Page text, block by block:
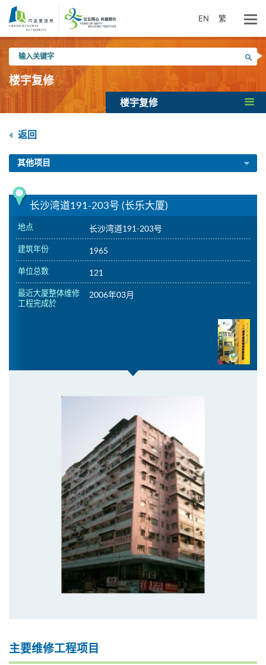
内
EN 繁
入
关
键
搜寻
楼宇复修
楼宇复修
返回
其他项目
长沙湾道191-203号 (长乐大厦)
地点 长沙湾道191-203号
建筑年份 1965
单位总数 121
最近大厦整体维修
工程完成於
2006年03月
主要维修工程项目